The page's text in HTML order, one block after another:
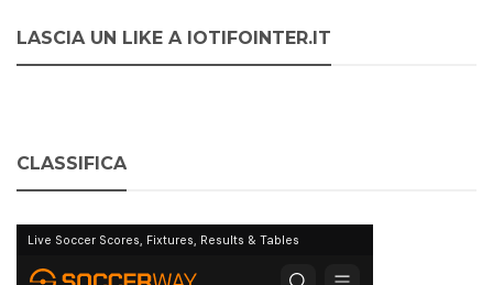
LASCIA UN LIKE A IOTIFOINTER.IT
CLASSIFICA